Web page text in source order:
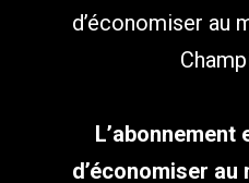
d’économiser au
L’abonnement
d’économiser au